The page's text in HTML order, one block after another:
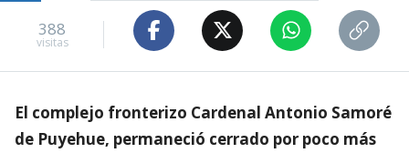
388
visitas
El complejo fronterizo Cardenal Antonio Samoré
de Puyehue, permaneció cerrado por poco más